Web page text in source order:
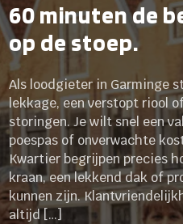
60 minuten de
op de stoep.
Als loodgieter in Garminge
lekkage, een verstopt riool
storingen. Je wilt snel een
poespas of onverwachte
Kwartier begrijpen precies
kraan, een lekkend dak of
kunnen zijn.
altijd […]